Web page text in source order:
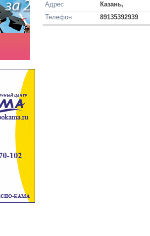
Адрес
Казань,
Телефон
89135392939